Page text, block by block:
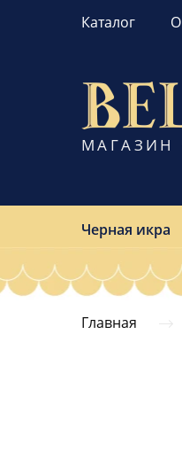
Каталог
МАГАЗИН
Черная икра
Главная